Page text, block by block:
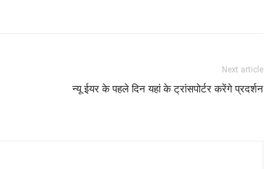
Next article
न्यू ईयर के‌ पहले दिन यहां के ट्रांसपोर्टर करेंगे प्रदर्शन